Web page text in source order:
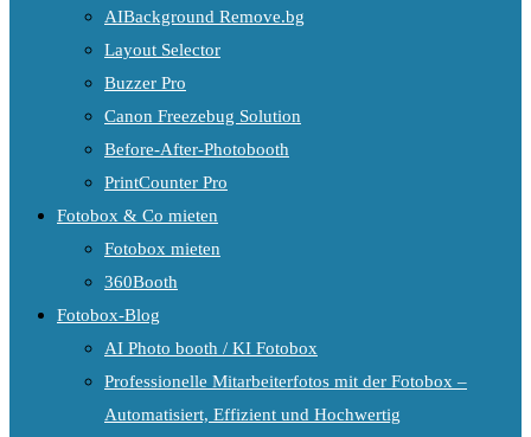
AIBackground Remove.bg
Layout Selector
Buzzer Pro
Canon Freezebug Solution
Before-After-Photobooth
PrintCounter Pro
Fotobox & Co mieten
Fotobox mieten
360Booth
Fotobox-Blog
AI Photo booth / KI Fotobox
Professionelle Mitarbeiterfotos mit der Fotobox –
Automatisiert, Effizient und Hochwertig